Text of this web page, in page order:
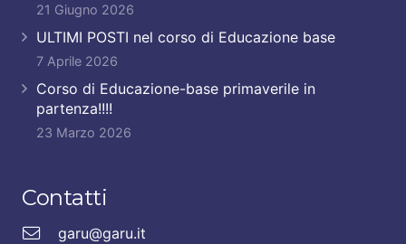
21 Giugno 2026
ULTIMI POSTI nel corso di Educazione base
7 Aprile 2026
Corso di Educazione-base primaverile in
partenza!!!!
23 Marzo 2026
Contatti
garu@garu.it